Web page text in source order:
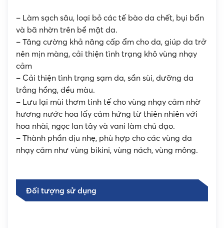
– Làm sạch sâu, loại bỏ các tế bào da chết, bụi bẩn
và bã nhờn trên bề mặt da.
– Tăng cường khả năng cấp ẩm cho da, giúp da trở
nên mịn màng, cải thiện tình trạng khô vùng nhạy
cảm
– Cải thiện tình trạng sạm da, sần sùi, dưỡng da
trắng hồng, đều màu.
– Lưu lại mùi thơm tinh tế cho vùng nhạy cảm nhờ
hương nước hoa lấy cảm hứng từ thiên nhiên với
hoa nhài, ngọc lan tây và vani làm chủ đạo.
– Thành phần dịu nhẹ, phù hợp cho các vùng da
nhạy cảm như vùng bikini, vùng nách, vùng mông.
Đối tượng sử dụng